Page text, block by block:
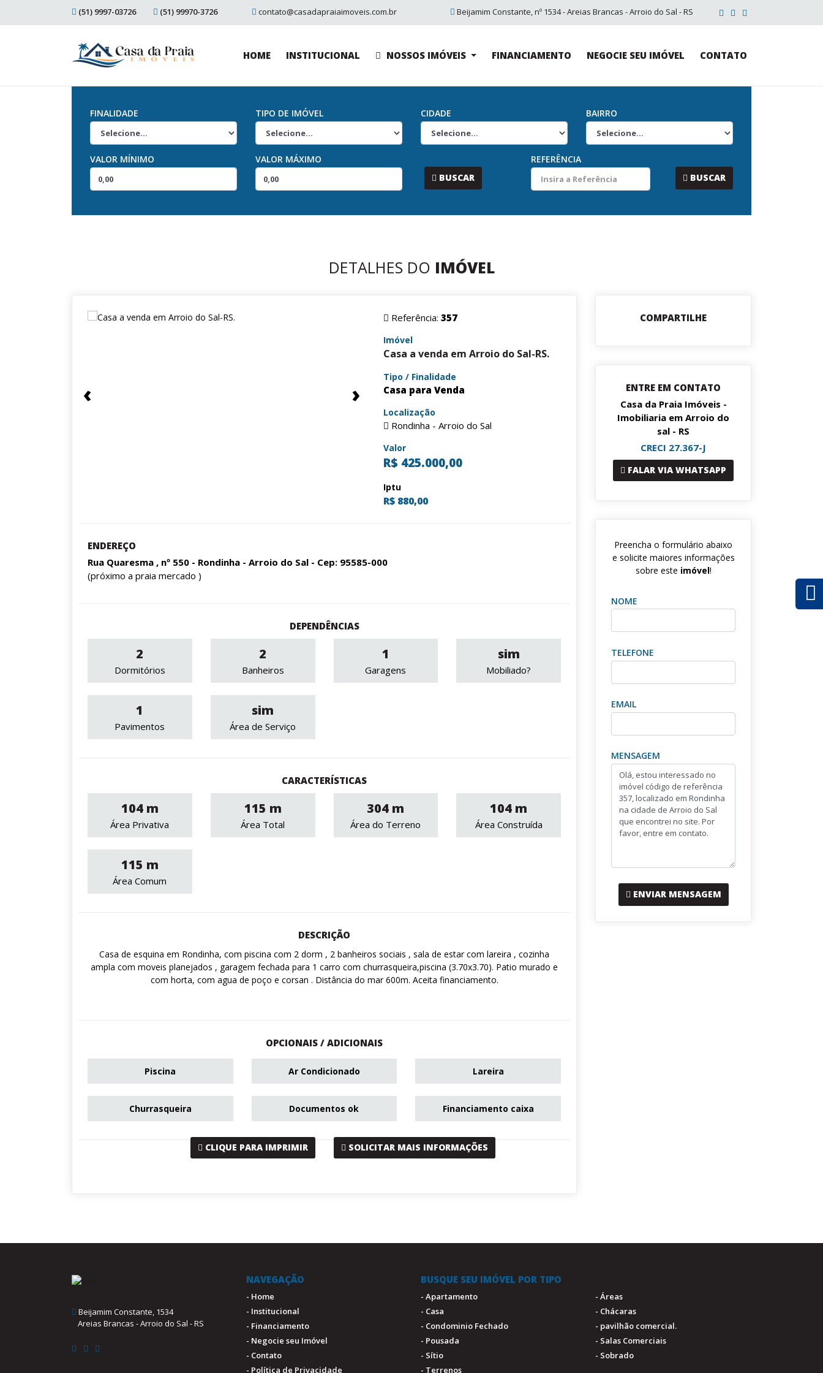
(51) 9997-03726 (51) 99970-3726 contato@casadapraiaimoveis.com.br Beijamim Constante, nº 1534 - Areias Brancas - Arroio do Sal - RS
HOME INSTITUCIONAL NOSSOS IMÓVEIS FINANCIAMENTO NEGOCIE SEU IMÓVEL CONTATO
FINALIDADE TIPO DE IMÓVEL CIDADE BAIRRO
VALOR MÍNIMO
VALOR MÁXIMO
BUSCAR
REFERÊNCIA
BUSCAR
DETALHES DO IMÓVEL
‹ ›
Referência:357
Imóvel
Casa a venda em Arroio do Sal-RS.
Tipo / Finalidade
Casa para Venda
Localização
Rondinha - Arroio do Sal
Valor
R$ 425.000,00
Iptu
R$ 880,00
ENDEREÇO
Rua Quaresma , nº 550 - Rondinha - Arroio do Sal - Cep: 95585-000
(próximo a praia mercado )
DEPENDÊNCIAS
2
Dormitórios
2
Banheiros
1
Garagens
sim
Mobiliado?
1
Pavimentos
sim
Área de Serviço
CARACTERÍSTICAS
104 m
Área Privativa
115 m
Área Total
304 m
Área do Terreno
104 m
Área Construída
115 m
Área Comum
DESCRIÇÃO
Casa de esquina em Rondinha, com piscina com 2 dorm , 2 banheiros sociais , sala de estar com lareira , cozinha
ampla com moveis planejados , garagem fechada para 1 carro com churrasqueira,piscina (3.70x3.70). Patio murado e
com horta, com agua de poço e corsan . Distância do mar 600m. Aceita financiamento.
OPCIONAIS / ADICIONAIS
Piscina Ar Condicionado Lareira
Churrasqueira Documentos ok Financiamento caixa
CLIQUE PARA IMPRIMIR SOLICITAR MAIS INFORMAÇÕES
COMPARTILHE
ENTRE EM CONTATO
Casa da Praia Imóveis -
Imobiliaria em Arroio do
sal - RS
CRECI 27.367-J
FALAR VIA WHATSAPP
Preencha o formulário abaixo
e solicite maiores informações
sobre este imóvel!
NOME
TELEFONE
EMAIL
MENSAGEM
ENVIAR MENSAGEM
Beijamim Constante, 1534
Areias Brancas - Arroio do Sal - RS
NAVEGAÇÃO
- Home
- Institucional
- Financiamento
- Negocie seu Imóvel
- Contato
- Política de Privacidade
BUSQUE SEU IMÓVEL POR TIPO
- Apartamento
- Áreas
- Casa
- Chácaras
- Condominio Fechado
- pavilhão comercial.
- Pousada
- Salas Comerciais
- Sítio
- Sobrado
- Terrenos